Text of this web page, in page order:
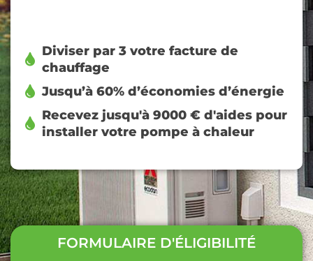
Diviser par 3 votre facture de
chauffage
Jusqu’à 60% d’économies d’énergie
Recevez jusqu'à 9000 € d'aides pour
installer votre pompe à chaleur
FORMULAIRE D'ÉLIGIBILITÉ